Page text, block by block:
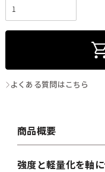
よくある質問はこちら
商品概要
強度と軽量化を軸